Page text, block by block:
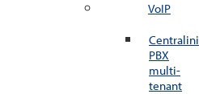
VoIP
Centralini
PBX
multi-
tenant